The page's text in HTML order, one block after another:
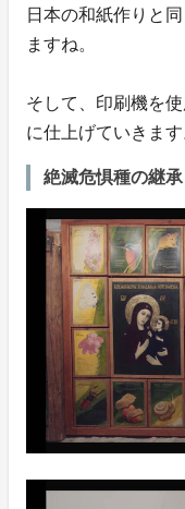
日本の和紙作りと
ますね。
そして、印刷機を
に仕上げていきます
絶滅危惧種の継承